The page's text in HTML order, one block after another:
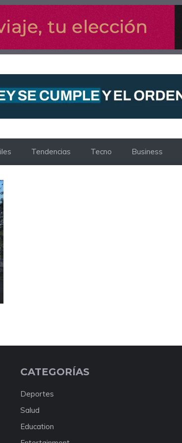
Tendencias Tecno Business
CATEGORÍAS
Deportes
Salud
Education